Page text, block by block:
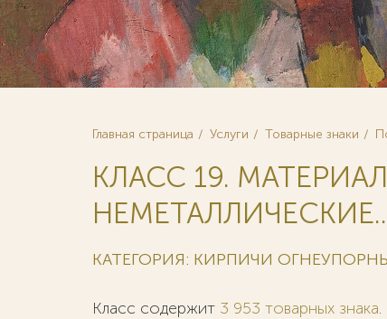
Главная страница Услуги Товарные знаки
КЛАСС 19.
КАТЕГОРИЯ: КИРПИЧИ
Класс содержит 3 953 товарных знака.